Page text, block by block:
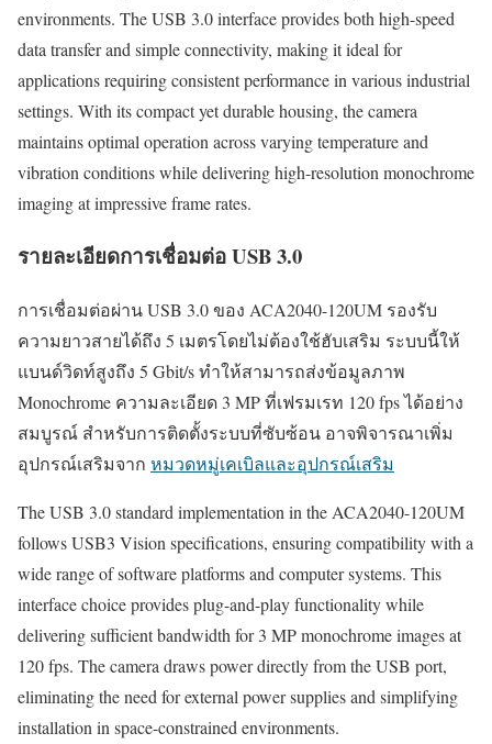
environments. The USB 3.0 interface provides both high-speed
data transfer and simple connectivity, making it ideal for
applications requiring consistent performance in various industrial
settings. With its compact yet durable housing, the camera
maintains optimal operation across varying temperature and
vibration conditions while delivering high-resolution monochrome
imaging at impressive frame rates.
รายละเอียดการเชื่อมต่อ USB 3.0
การเชื่อมต่อผ่าน USB 3.0 ของ ACA2040-120UM รองรับ
ความยาวสายได้ถึง 5 เมตรโดยไม่ต้องใช้ฮับเสริม ระบบนี้ให้
แบนด์วิดท์สูงถึง 5 Gbit/s ทำให้สามารถส่งข้อมูลภาพ
Monochrome ความละเอียด 3 MP ที่เฟรมเรท 120 fps ได้อย่าง
สมบูรณ์ สำหรับการติดตั้งระบบที่ซับซ้อน อาจพิจารณาเพิ่ม
อุปกรณ์เสริมจาก หมวดหมู่เคเบิลและอุปกรณ์เสริม
The USB 3.0 standard implementation in the ACA2040-120UM
follows USB3 Vision specifications, ensuring compatibility with a
wide range of software platforms and computer systems. This
interface choice provides plug-and-play functionality while
delivering sufficient bandwidth for 3 MP monochrome images at
120 fps. The camera draws power directly from the USB port,
eliminating the need for external power supplies and simplifying
installation in space-constrained environments.